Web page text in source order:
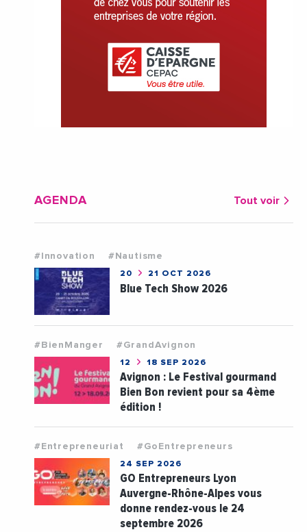
AGENDA Tout voir
#Innovation #Nautisme
20 21 OCT 2026
Blue Tech Show 2026
#BienManger #GrandAvignon
12 18 SEP 2026
Avignon : Le Festival gourmand
Bien Bon revient pour sa 4ème
édition !
#Entrepreneuriat #GoEntrepreneurs
24 SEP 2026
GO Entrepreneurs Lyon
Auvergne-Rhône-Alpes vous
donne rendez-vous le 24
septembre 2026